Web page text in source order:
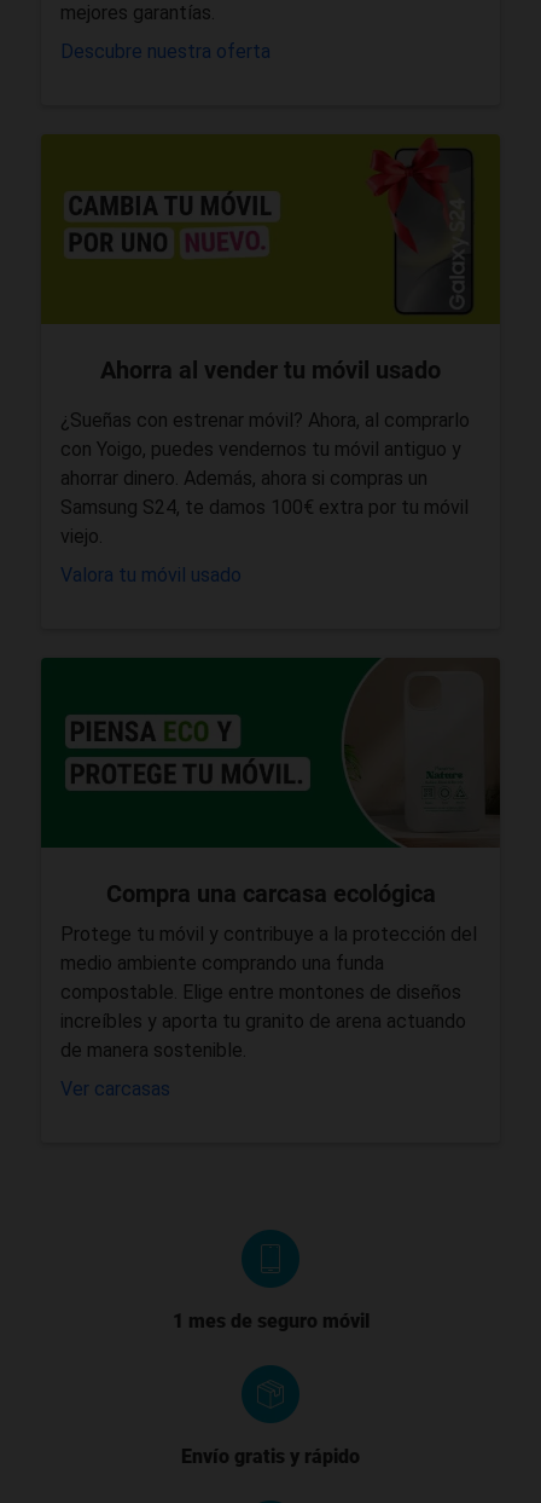
mejores garantías.
Descubre nuestra oferta
Ahorra al vender tu móvil usado
¿Sueñas con estrenar móvil? Ahora, al comprarlo
con Yoigo, puedes vendernos tu móvil antiguo y
ahorrar dinero. Además, ahora si compras un
Samsung S24, te damos 100€ extra por tu móvil
viejo.
Valora tu móvil usado
Compra una carcasa ecológica
Protege tu móvil y contribuye a la protección del
medio ambiente comprando una funda
compostable. Elige entre montones de diseños
increíbles y aporta tu granito de arena actuando
de manera sostenible.
Ver carcasas
1 mes de seguro móvil
Envío gratis y rápido